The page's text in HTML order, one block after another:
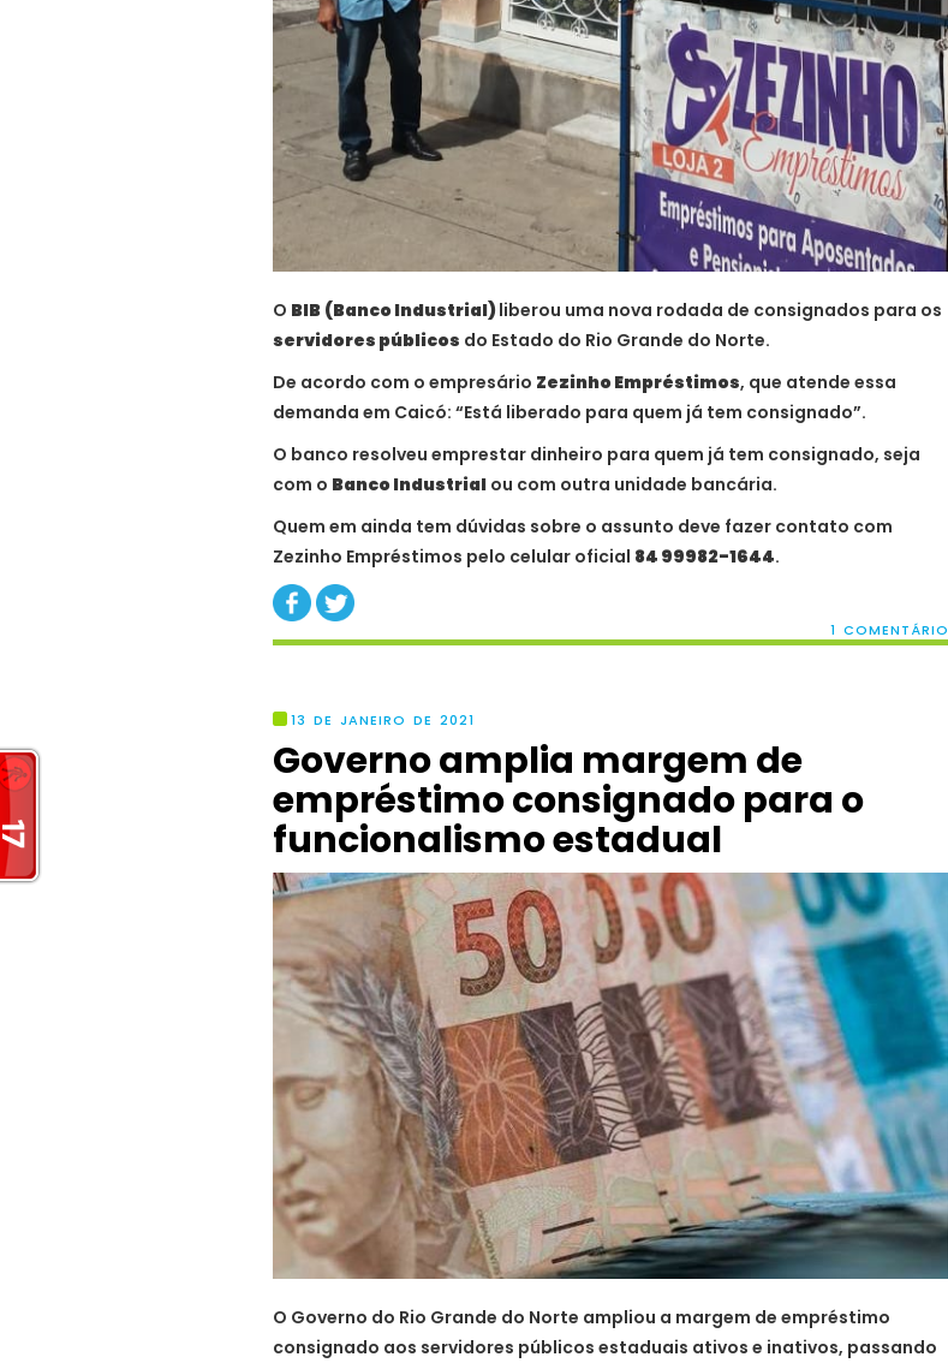
O BIB (Banco Industrial) liberou uma nova rodada de consignados para os
servidores públicos do Estado do Rio Grande do Norte.
De acordo com o empresário Zezinho Empréstimos, que atende essa
demanda em Caicó: “Está liberado para quem já tem consignado”.
O banco resolveu emprestar dinheiro para quem já tem consignado, seja
com o Banco Industrial ou com outra unidade bancária.
Quem em ainda tem dúvidas sobre o assunto deve fazer contato com
Zezinho Empréstimos pelo celular oficial 84 99982-1644.
1 COMENTÁRIO
13 DE JANEIRO DE 2021
Governo amplia margem de
empréstimo consignado para o
funcionalismo estadual
O Governo do Rio Grande do Norte ampliou a margem de empréstimo
consignado aos servidores públicos estaduais ativos e inativos, passando